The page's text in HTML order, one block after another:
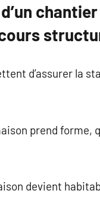
d’assurer la
prend
devient